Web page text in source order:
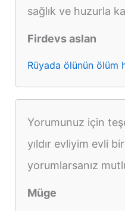
sağlık ve huzurla
Firdevs aslan
Rüyada ölünün ölüm
Yorumunuz için
yıldır evliyim evli
yorumlarsanız
Müge